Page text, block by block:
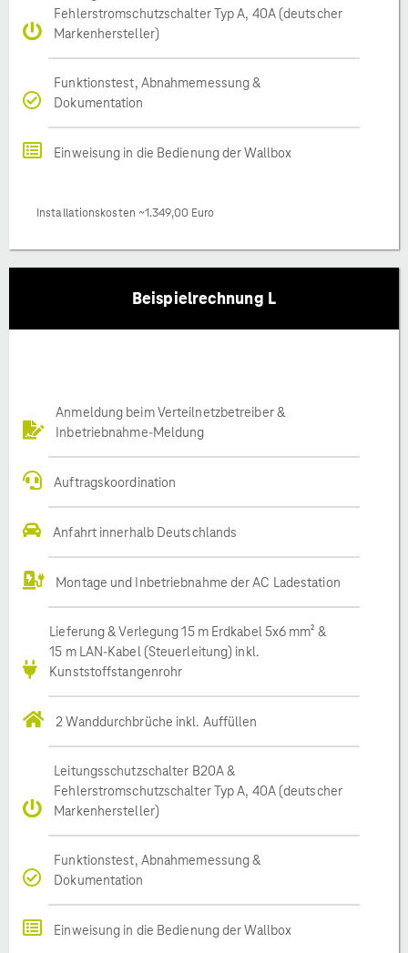
Fehlerstromschutzschalter Typ A, 40A (deutscher
Markenhersteller)
Funktionstest, Abnahmemessung &
Dokumentation
Einweisung in die Bedienung der Wallbox
Installationskosten ~1.349,00 Euro
Beispielrechnung L
Anmeldung beim Verteilnetzbetreiber &
Inbetriebnahme-Meldung
Auftragskoordination
Anfahrt innerhalb Deutschlands
Montage und Inbetriebnahme der AC Ladestation
Lieferung & Verlegung 15 m Erdkabel 5x6 mm² &
15 m LAN-Kabel (Steuerleitung) inkl.
Kunststoffstangenrohr
2 Wanddurchbrüche inkl. Auffüllen
Leitungsschutzschalter B20A &
Fehlerstromschutzschalter Typ A, 40A (deutscher
Markenhersteller)
Funktionstest, Abnahmemessung &
Dokumentation
Einweisung in die Bedienung der Wallbox